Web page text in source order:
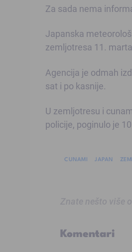
Za sada nema
Japanska
zemljotresa 11.
Agencija je odmah
sat i po kasnije.
U zemljotresu i
policije, poginulo je
CUNAMI JAPAN
Komentari